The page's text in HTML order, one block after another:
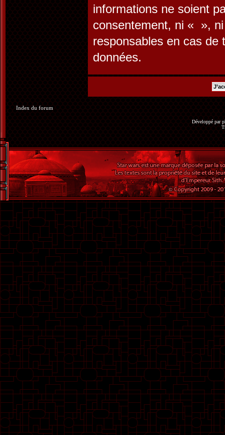
informations ne soient
consentement, ni « »,
responsables en cas de
données.
Index du forum
Développé par